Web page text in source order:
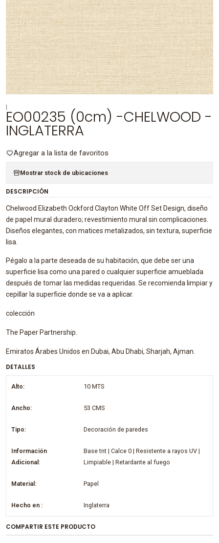
EO00235 (0cm) -CHELWOOD -
INGLATERRA
Agregar a la lista de favoritos
Mostrar stock de ubicaciones
DESCRIPCIÓN
Chelwood Elizabeth Ockford Clayton White Off Set Design, diseño
de papel mural duradero; revestimiento mural sin complicaciones.
Diseños elegantes, con matices metalizados, sin textura, superficie
lisa.
Pégalo a la parte deseada de su habitación, que debe ser una
superficie lisa como una pared o cualquier superficie amueblada
después de tomar las medidas requeridas. Se recomienda limpiar y
cepillar la superficie donde se va a aplicar.
colección
The Paper Partnership.
Emiratos Árabes Unidos en Dubai, Abu Dhabi, Sharjah, Ajman.
DETALLES
Alto: 10 MTS
Ancho: 53 CMS
Tipo: Decoración de paredes
Información
Adicional:
Base tnt | Calce 0 | Resistente a rayos UV |
Limpiable | Retardante al fuego
Material: Papel
Hecho en : Inglaterra
COMPARTIR ESTE PRODUCTO